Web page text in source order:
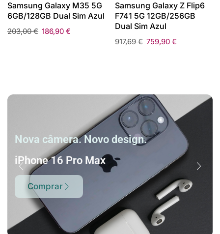
Samsung Galaxy M35 5G
6GB/128GB Dual Sim Azul
203,00€ 186,90 €
Samsung Galaxy Z Flip6
F741 5G 12GB/256GB
Dual Sim Azul
917,69€ 759,90 €
Nova câmera. Novo design.
iPhone 16 Pro Max
Comprar